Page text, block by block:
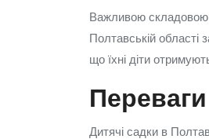
Важливою складовою
Полтавській області
що їхні діти
Дитячі садки в